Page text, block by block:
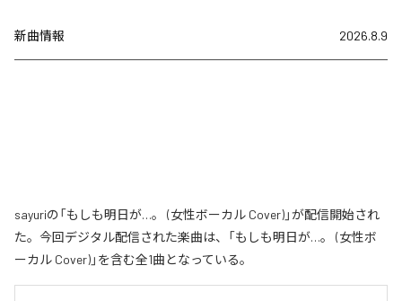
新曲情報 2026.8.9
sayuriの「もしも明日が…。 (女性ボーカル Cover)」が配信開始され
た。今回デジタル配信された楽曲は、「もしも明日が…。 (女性ボ
ーカル Cover)」を含む全1曲となっている。